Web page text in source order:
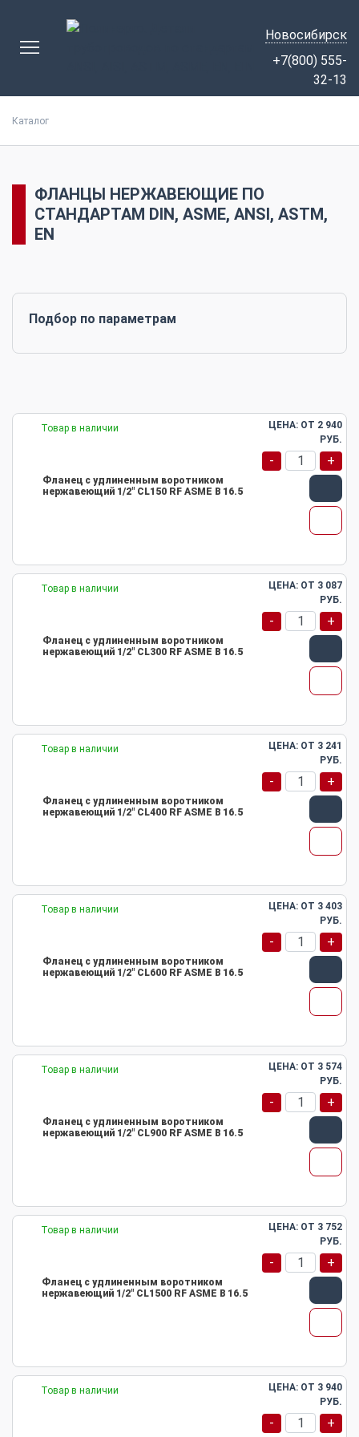
Новосибирск
+7(800) 555-
32-13
Каталог
ФЛАНЦЫ НЕРЖАВЕЮЩИЕ ПО
СТАНДАРТАМ DIN, ASME, ANSI, ASTM,
EN
Подбор по параметрам
Товар в наличии
Фланец с удлиненным воротником
нержавеющий 1/2" CL150 RF ASME B 16.5
ЦЕНА: ОТ 2 940
РУБ.
- +
Товар в наличии
Фланец с удлиненным воротником
нержавеющий 1/2" CL300 RF ASME B 16.5
ЦЕНА: ОТ 3 087
РУБ.
- +
Товар в наличии
Фланец с удлиненным воротником
нержавеющий 1/2" CL400 RF ASME B 16.5
ЦЕНА: ОТ 3 241
РУБ.
- +
Товар в наличии
Фланец с удлиненным воротником
нержавеющий 1/2" CL600 RF ASME B 16.5
ЦЕНА: ОТ 3 403
РУБ.
- +
Товар в наличии
Фланец с удлиненным воротником
нержавеющий 1/2" CL900 RF ASME B 16.5
ЦЕНА: ОТ 3 574
РУБ.
- +
Товар в наличии
Фланец с удлиненным воротником
нержавеющий 1/2" CL1500 RF ASME B 16.5
ЦЕНА: ОТ 3 752
РУБ.
- +
Товар в наличии ЦЕНА: ОТ 3 940
РУБ.
- +